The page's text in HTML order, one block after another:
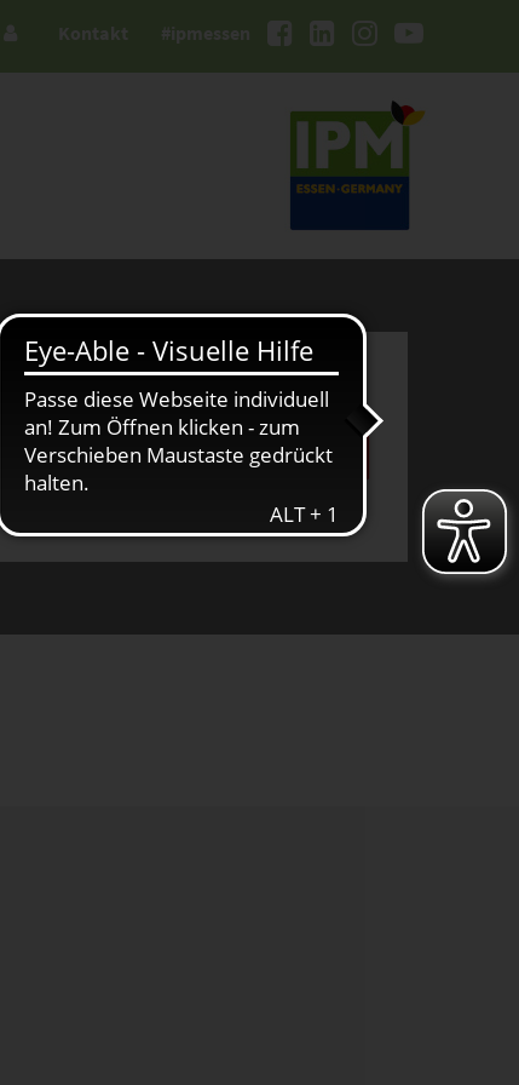
#ipmessen
Kontakt